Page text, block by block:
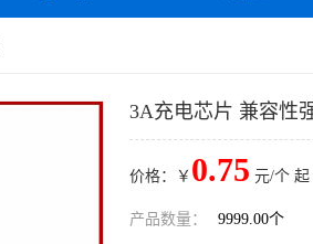
3A充电芯片 兼容性
价格：￥ 0.75 元/个 起
产品数量： 9999.00个